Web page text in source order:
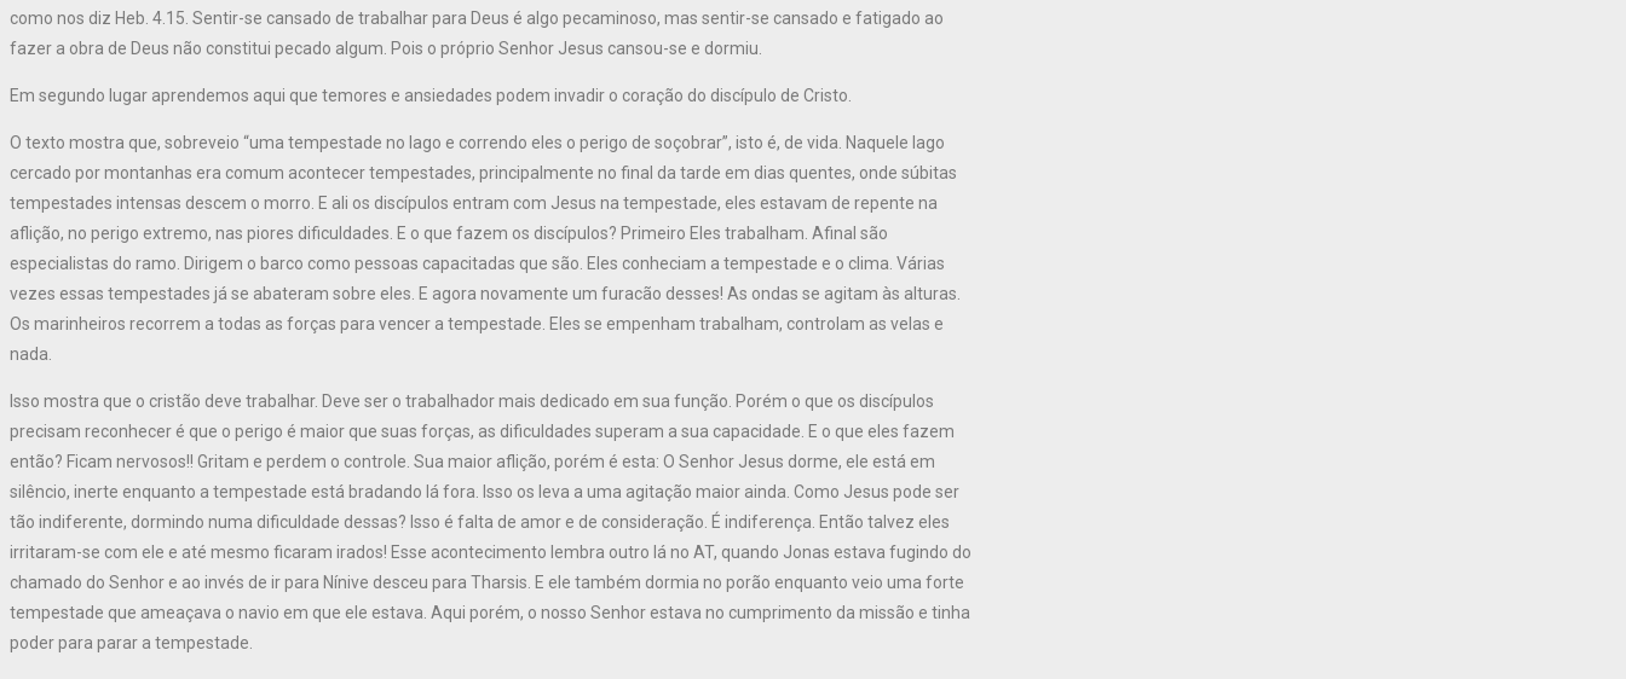
como nos diz Heb. 4.15. Sentir-se cansado de trabalhar para Deus é algo pecaminoso, mas sentir-se cansado e fatigado ao
fazer a obra de Deus não constitui pecado algum. Pois o próprio Senhor Jesus cansou-se e dormiu.
Em segundo lugar aprendemos aqui que temores e ansiedades podem invadir o coração do discípulo de Cristo.
O texto mostra que, sobreveio “uma tempestade no lago e correndo eles o perigo de soçobrar”, isto é, de vida. Naquele lago
cercado por montanhas era comum acontecer tempestades, principalmente no final da tarde em dias quentes, onde súbitas
tempestades intensas descem o morro. E ali os discípulos entram com Jesus na tempestade, eles estavam de repente na
aflição, no perigo extremo, nas piores dificuldades. E o que fazem os discípulos? Primeiro Eles trabalham. Afinal são
especialistas do ramo. Dirigem o barco como pessoas capacitadas que são. Eles conheciam a tempestade e o clima. Várias
vezes essas tempestades já se abateram sobre eles. E agora novamente um furacão desses! As ondas se agitam às alturas.
Os marinheiros recorrem a todas as forças para vencer a tempestade. Eles se empenham trabalham, controlam as velas e
nada.
Isso mostra que o cristão deve trabalhar. Deve ser o trabalhador mais dedicado em sua função. Porém o que os discípulos
precisam reconhecer é que o perigo é maior que suas forças, as dificuldades superam a sua capacidade. E o que eles fazem
então? Ficam nervosos!! Gritam e perdem o controle. Sua maior aflição, porém é esta: O Senhor Jesus dorme, ele está em
silêncio, inerte enquanto a tempestade está bradando lá fora. Isso os leva a uma agitação maior ainda. Como Jesus pode ser
tão indiferente, dormindo numa dificuldade dessas? Isso é falta de amor e de consideração. É indiferença. Então talvez eles
irritaram-se com ele e até mesmo ficaram irados! Esse acontecimento lembra outro lá no AT, quando Jonas estava fugindo do
chamado do Senhor e ao invés de ir para Nínive desceu para Tharsis. E ele também dormia no porão enquanto veio uma forte
tempestade que ameaçava o navio em que ele estava. Aqui porém, o nosso Senhor estava no cumprimento da missão e tinha
poder para parar a tempestade.